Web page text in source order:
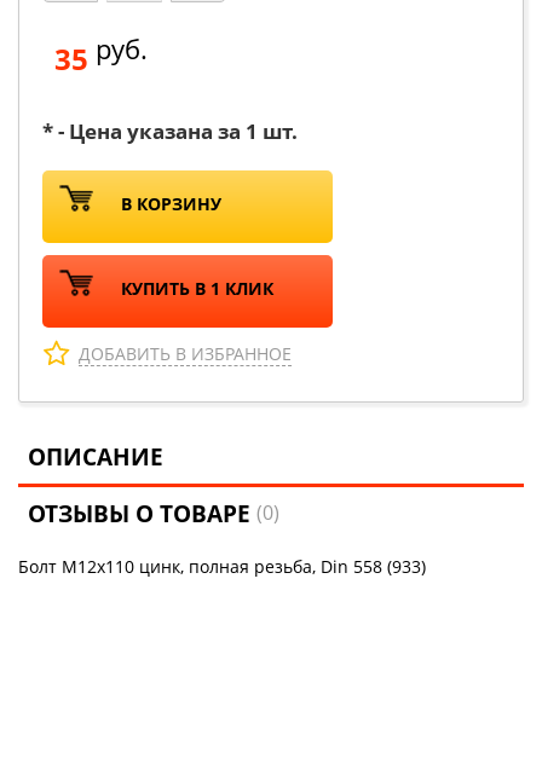
35 руб.
* - Цена указана за 1 шт.
В КОРЗИНУ
КУПИТЬ В 1 КЛИК
ДОБАВИТЬ В ИЗБРАННОЕ
ОПИСАНИЕ
ОТЗЫВЫ О ТОВАРЕ(0)
Болт М12х110 цинк, полная резьба, Din 558 (933)